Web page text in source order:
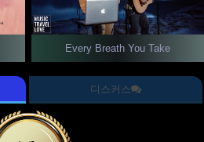
Every Breath You Take
디스커스